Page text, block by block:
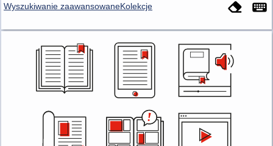
Wyszukiwanie zaawansowaneKolekcje